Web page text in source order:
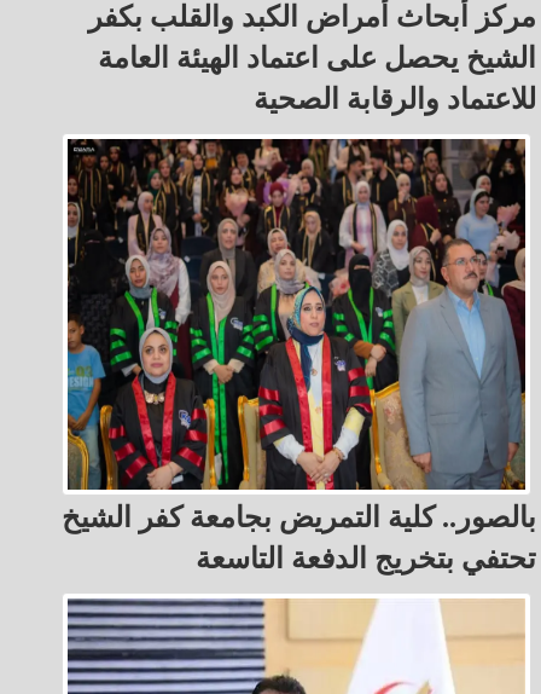
مركز أبحاث أمراض الكبد والقلب بكفر
الشيخ يحصل على اعتماد الهيئة العامة
للاعتماد والرقابة الصحية
بالصور.. كلية التمريض بجامعة كفر الشيخ
تحتفي بتخريج الدفعة التاسعة